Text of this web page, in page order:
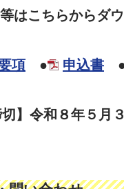
はこちらからダ
項 ● 申込書
切】令和８年５月